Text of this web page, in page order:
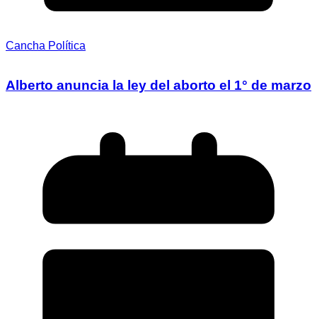
Cancha Política
Alberto anuncia la ley del aborto el 1° de marzo